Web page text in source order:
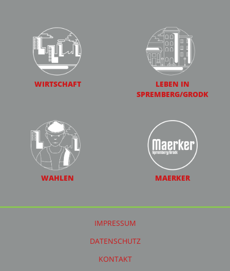
WIRTSCHAFT
LEBEN IN
SPREMBERG/GRODK
WAHLEN MAERKER
IMPRESSUM
DATENSCHUTZ
KONTAKT